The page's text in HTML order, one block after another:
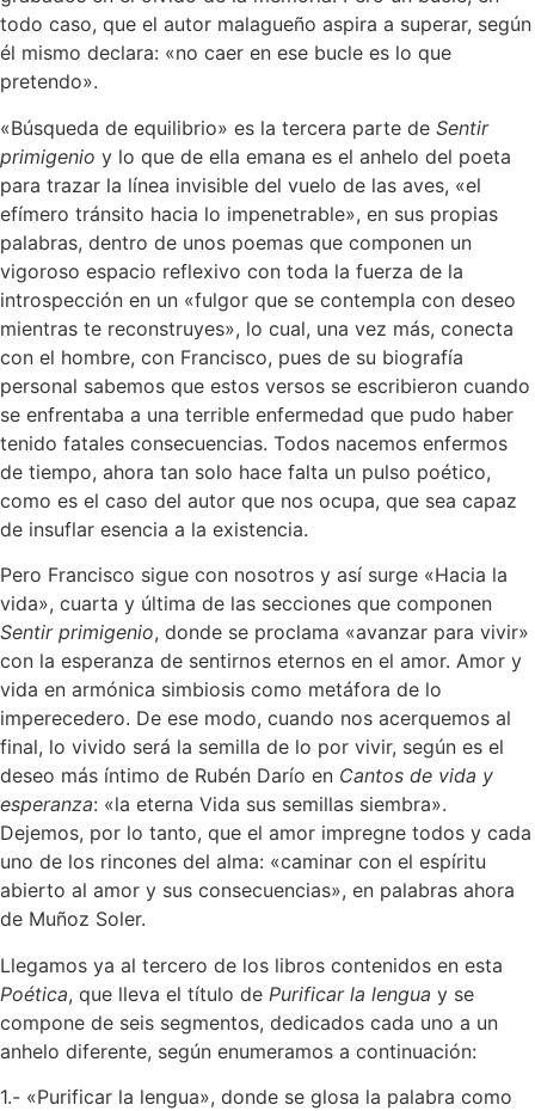
todo caso, que el autor malagueño aspira a superar, según
él mismo declara: «no caer en ese bucle es lo que
pretendo».
«Búsqueda de equilibrio» es la tercera parte de Sentir
primigenio y lo que de ella emana es el anhelo del poeta
para trazar la línea invisible del vuelo de las aves, «el
efímero tránsito hacia lo impenetrable», en sus propias
palabras, dentro de unos poemas que componen un
vigoroso espacio reflexivo con toda la fuerza de la
introspección en un «fulgor que se contempla con deseo
mientras te reconstruyes», lo cual, una vez más, conecta
con el hombre, con Francisco, pues de su biografía
personal sabemos que estos versos se escribieron cuando
se enfrentaba a una terrible enfermedad que pudo haber
tenido fatales consecuencias. Todos nacemos enfermos
de tiempo, ahora tan solo hace falta un pulso poético,
como es el caso del autor que nos ocupa, que sea capaz
de insuflar esencia a la existencia.
Pero Francisco sigue con nosotros y así surge «Hacia la
vida», cuarta y última de las secciones que componen
Sentir primigenio, donde se proclama «avanzar para vivir»
con la esperanza de sentirnos eternos en el amor. Amor y
vida en armónica simbiosis como metáfora de lo
imperecedero. De ese modo, cuando nos acerquemos al
final, lo vivido será la semilla de lo por vivir, según es el
deseo más íntimo de Rubén Darío en Cantos de vida y
esperanza: «la eterna Vida sus semillas siembra».
Dejemos, por lo tanto, que el amor impregne todos y cada
uno de los rincones del alma: «caminar con el espíritu
abierto al amor y sus consecuencias», en palabras ahora
de Muñoz Soler.
Llegamos ya al tercero de los libros contenidos en esta
Poética, que lleva el título de Purificar la lengua y se
compone de seis segmentos, dedicados cada uno a un
anhelo diferente, según enumeramos a continuación:
1.- «Purificar la lengua», donde se glosa la palabra como